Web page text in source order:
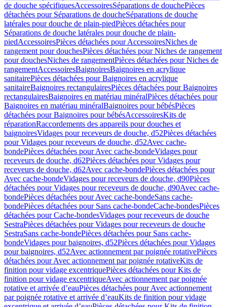
de douche spécifiquesAccessoiresSéparations de douchePièces
détachées pour Séparations de doucheSéparations de douche
latérales pour douche de plain-piedPièces détachées pour
Séparations de douche latérales pour douche de plain-
piedAccessoiresPièces détachées pour AccessoiresNiches de
rangement pour douchesPièces détachées pour Niches de rangement
pour douchesNiches de rangementPièces détachées pour Niches de
rangementAccessoiresBaignoiresBaignoires en acrylique
sanitairePièces détachées pour Baignoires en acrylique
sanitaireBaignoires rectangulairesPièces détachées pour Baignoires
rectangulairesBaignoires en matériau minéralPièces détachées pour
Baignoires en matériau minéralBaignoires pour bébésPièces
détachées pour Baignoires pour bébésAccessoiresKits de
réparationRaccordements des appareils pour douches et
baignoiresVidages pour receveurs de douche, d52Pièces détachées
pour Vidages pour receveurs de douche, d52Avec cache-
bondePièces détachées pour Avec cache-bondeVidages pour
receveurs de douche, d62Pièces détachées pour Vidages pour
receveurs de douche, d62Avec cache-bondePièces détachées pour
Avec cache-bondeVidages pour receveurs de douche, d90Pièces
détachées pour Vidages pour receveurs de douche, d90Avec cache-
bondePièces détachées pour Avec cache-bondeSans cache-
bondePièces détachées pour Sans cache-bondeCache-bondesPièces
détachées pour Cache-bondesVidages pour receveurs de douche
SestraPièces détachées pour Vidages pour receveurs de douche
SestraSans cache-bondePièces détachées pour Sans cache-
bondeVidages pour baignoires, d52Pièces détachées pour Vidages
pour baignoires, d52Avec actionnement par poignée rotativePièces
détachées pour Avec actionnement par poignée rotativeKits de
finition pour vidage excentriquePièces détachées pour Kits de
finition pour vidage excentriqueAvec actionnement par poignée
rotative et arrivée d’eauPièces détachées pour Avec actionnement
par poignée rotative et arrivée d’eauKits de finition pour vidage